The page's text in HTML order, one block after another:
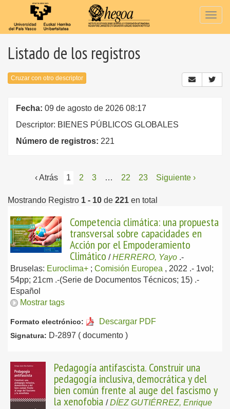
Listado de los registros
Cruzar con otro descriptor
Fecha: 09 de agosto de 2026 08:17
Descriptor: BIENES PÚBLICOS GLOBALES
Número de registros: 221
‹ Atrás 1 2 3 … 22 23 Siguiente ›
Mostrando Registro 1 - 10 de 221 en total
Competencia climática: una propuesta
transversal sobre capacidades en
Acción por el Empoderamiento
Climático /HERRERO, Yayo .-
Bruselas: Euroclima+ ; Comisión Europea , 2022 .- 1vol;
54pp; 21cm .-(Serie de Documentos Técnicos; 15) .-
Español
Mostrar tags
Formato electrónico: Descargar PDF
Signatura: D-2897 ( documento )
Pedagogía antifascista. Construir una
pedagogía inclusiva, democrática y del
bien común frente al auge del fascismo y
la xenofobia /DÍEZ GUTIÉRREZ, Enrique